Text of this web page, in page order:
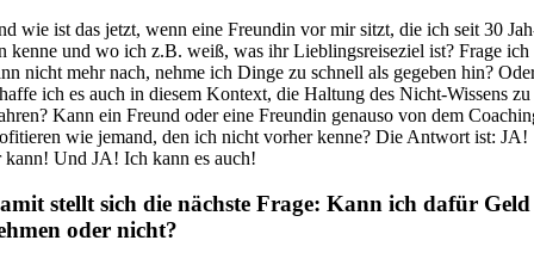
wie ist das jetzt, wenn eine Freun­din vor mir sitzt, die ich seit 30
ken­ne und wo ich z.B. weiß, was ihr Lieb­lings­rei­se­ziel ist? Fra­ge ich
nicht mehr nach, neh­me ich Din­ge zu schnell als gege­ben hin?
ich es auch in die­sem Kon­text, die Hal­tung des Nicht-Wis­sens zu
Kann ein Freund oder eine Freun­din genau­so von dem
wie jemand, den ich nicht vor­her ken­ne? Die Ant­wort ist: JA!
kann! Und JA! Ich kann es auch!
stellt sich die nächs­te Fra­ge: Kann ich dafür Geld
oder nicht?